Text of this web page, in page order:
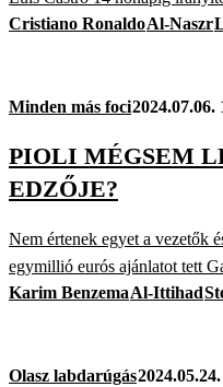
Cristiano RonaldoAl-Naszr
Minden más foci2024.07.06.
PIOLI MÉGSEM
EDZŐJE?
Nem értenek egyet a vezetők
egymillió eurós ajánlatot tett
Karim BenzemaAl-Ittihad
Olasz labdarúgás